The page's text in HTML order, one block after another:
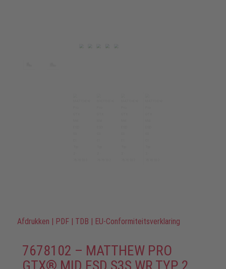
Afdrukken | PDF | TDB | EU-Conformiteitsverklaring
7678102 – MATTHEW PRO